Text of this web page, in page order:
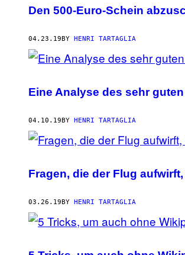
Den 500-Euro-Schein
04.23.19 BY HENRI TARTAGLIA
Eine Analyse des sehr
04.10.19 BY HENRI TARTAGLIA
Fragen, die der Flug
03.26.19 BY HENRI TARTAGLIA